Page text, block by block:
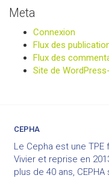
Meta
Connexion
Flux des
Flux des
Site de
CEPHA
Le Cepha est une
Vivier et reprise en
plus de 40 ans,